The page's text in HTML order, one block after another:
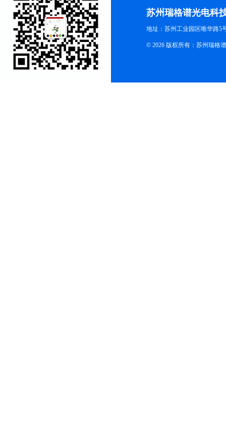
苏州瑞格谱光电科
地址：苏州工业园区唯华路5
© 2026 版权所有：苏州瑞格